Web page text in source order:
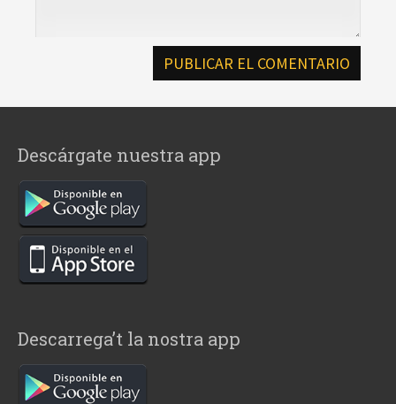
Descárgate nuestra app
Descarrega’t la nostra app